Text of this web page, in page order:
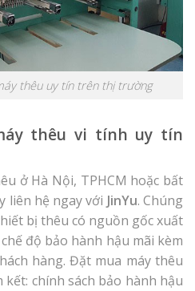
thêu uy tín trên thị trường
thêu vi tính uy tín
ở Hà Nội, TPHCM hoặc bất
liên hệ ngay với JinYu. Chúng
bị thêu có nguồn gốc xuất
độ bảo hành hậu mãi kèm
hàng. Đặt mua máy thêu
kết: chính sách bảo hành hậu